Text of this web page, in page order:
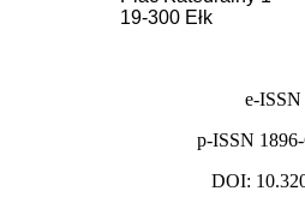
19-300 Ełk
e-
p-ISSN
DOI: